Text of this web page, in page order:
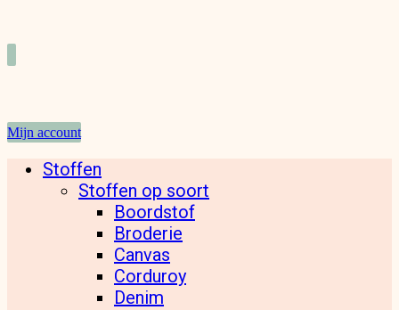
Mijn account
Stoffen
Stoffen op soort
Boordstof
Broderie
Canvas
Corduroy
Denim